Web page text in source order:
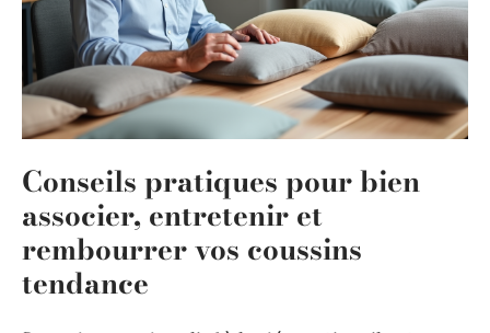
Conseils pratiques pour bien
associer, entretenir et
rembourrer vos coussins
tendance